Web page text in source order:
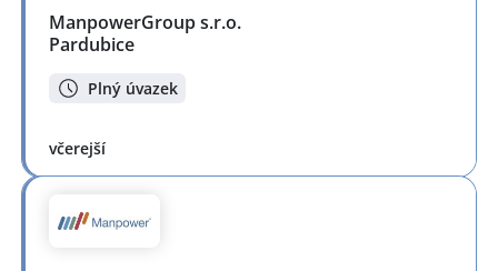
ManpowerGroup s.r.o.
Pardubice
Plný úvazek
včerejší